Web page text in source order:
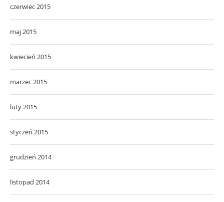
czerwiec 2015
maj 2015
kwiecień 2015
marzec 2015
luty 2015
styczeń 2015
grudzień 2014
listopad 2014